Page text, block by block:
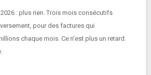
: plus rien. Trois mois consécutifs
pour des factures qui
chaque mois. Ce n'est plus un retard.